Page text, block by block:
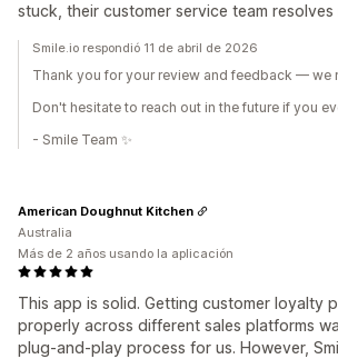
stuck, their customer service team
Smile.io respondió 11 de abril de 2026
Thank you for your review and feedback — we
Don't hesitate to reach out in the future if you
- Smile Team ✨
This app is solid. Getting customer loyalty
properly across different sales platforms
plug-and-play process for us. However,
American Doughnut Kitchen
Australia
Más de 2 años usando la aplicación